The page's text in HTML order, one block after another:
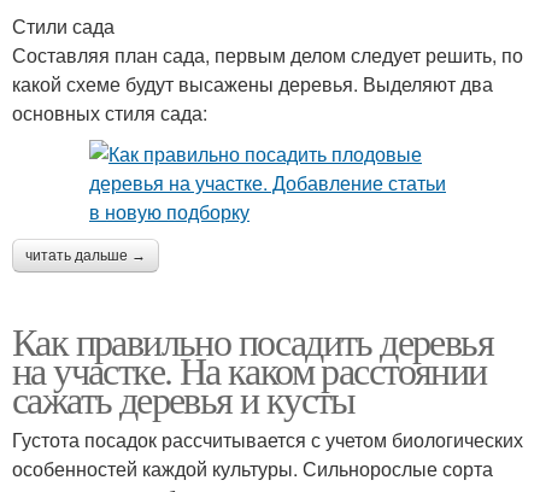
Стили сада
Составляя план сада, первым делом следует решить, по
какой схеме будут высажены деревья. Выделяют два
основных стиля сада:
читать дальше →
Как правильно посадить деревья
на участке. На каком расстоянии
сажать деревья и кусты
Густота посадок рассчитывается с учетом биологических
особенностей каждой культуры. Сильнорослые сорта